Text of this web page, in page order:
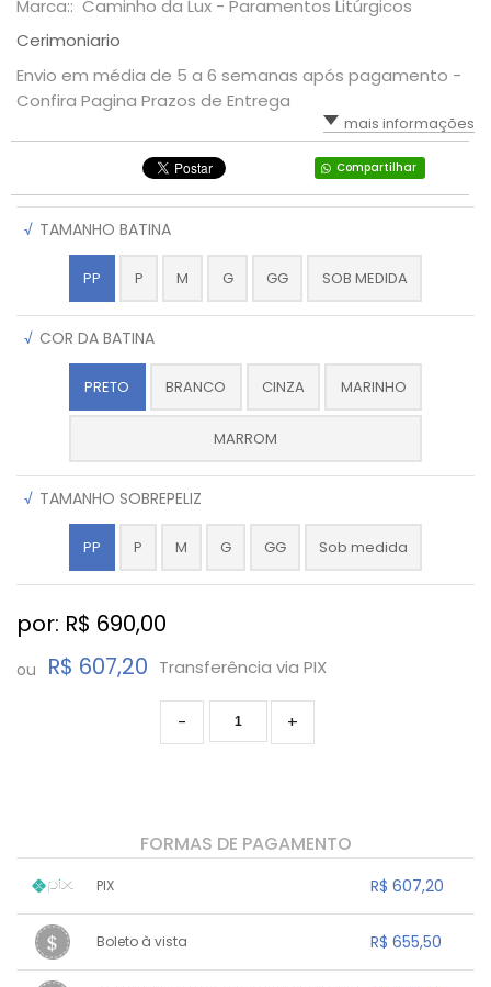
Marca:: Caminho da Lux - Paramentos Litúrgicos
Cerimoniario
Envio em média de 5 a 6 semanas após pagamento -
Confira Pagina Prazos de Entrega
mais informações
Compartilhar
√ TAMANHO BATINA
PP P M G GG SOB MEDIDA
√ COR DA BATINA
PRETO BRANCO CINZA MARINHO
MARROM
√ TAMANHO SOBREPELIZ
PP P M G GG Sob medida
por: R$ 690,00
ou R$ 607,20 Transferência via PIX
+
-
FORMAS DE PAGAMENTO
PIX R$ 607,20
.
Boleto à vista R$ 655,50